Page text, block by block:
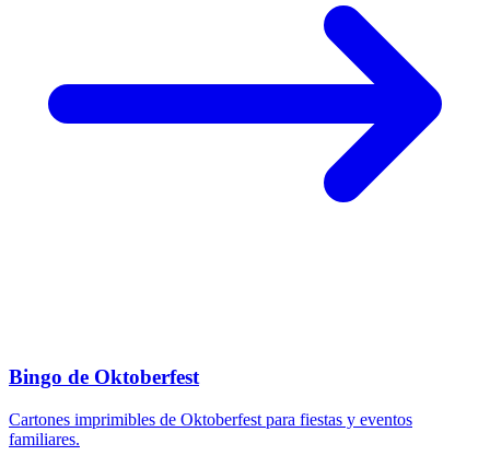
Bingo de Oktoberfest
Cartones imprimibles de Oktoberfest para fiestas y eventos
familiares.